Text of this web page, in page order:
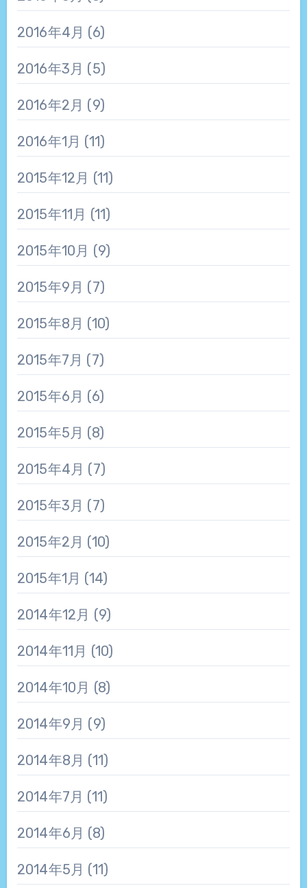
2016年4月 (6)
2016年3月 (5)
2016年2月 (9)
2016年1月 (11)
2015年12月 (11)
2015年11月 (11)
2015年10月 (9)
2015年9月 (7)
2015年8月 (10)
2015年7月 (7)
2015年6月 (6)
2015年5月 (8)
2015年4月 (7)
2015年3月 (7)
2015年2月 (10)
2015年1月 (14)
2014年12月 (9)
2014年11月 (10)
2014年10月 (8)
2014年9月 (9)
2014年8月 (11)
2014年7月 (11)
2014年6月 (8)
2014年5月 (11)